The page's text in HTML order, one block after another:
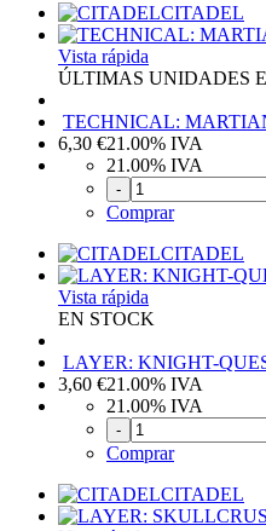
CITADEL
Vista rápida
ÚLTIMAS UNIDADES
TECHNICAL:
6,30 €21.00% IVA
21.00% IVA
-
Comprar
CITADEL
Vista rápida
EN STOCK
LAYER: KNIGHT-
3,60 €21.00% IVA
21.00% IVA
-
Comprar
CITADEL